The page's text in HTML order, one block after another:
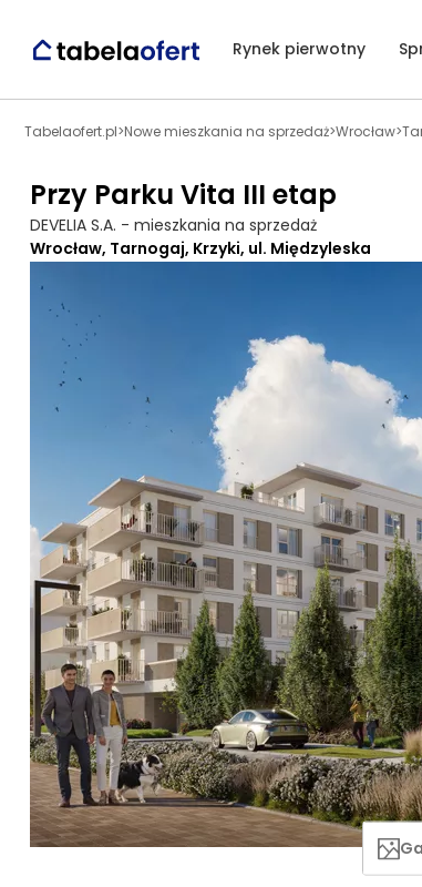
Rynek pierwotny
Tabelaofert.pl>Nowe mieszkania na sprzedaż>Wrocław>
Przy Parku Vita III etap
DEVELIA S.A. - mieszkania na sprzedaż
Wrocław, Tarnogaj, Krzyki, ul. Międzyleska